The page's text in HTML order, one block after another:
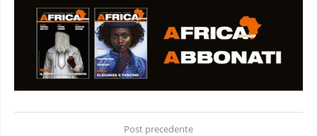
Post precedente